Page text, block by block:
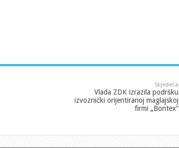
Slijedeća
Vlada ZDK izrazila podršku
izvoznički orijentiranoj maglajskoj
firmi „Bontex“